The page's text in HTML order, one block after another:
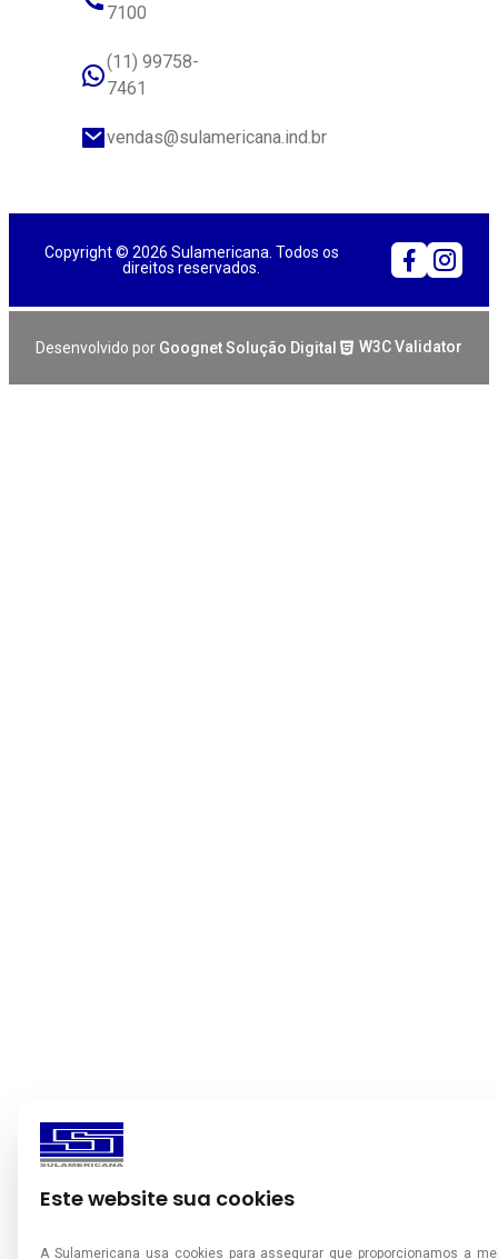
Este website sua cookies
A Sulamericana usa cookies para assegurar que proporcionamos a
7100
(11) 99758-
7461
vendas@sulamericana.ind.br
Copyright © 2026 Sulamericana. Todos os
direitos reservados.
Desenvolvido por Goognet Solução Digital W3C Validator